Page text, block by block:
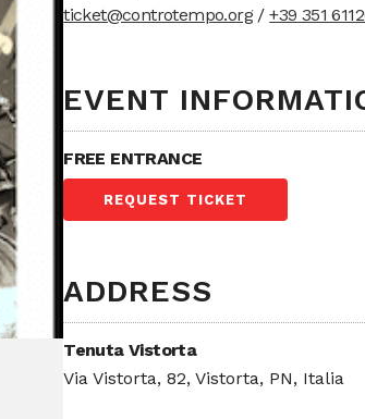
ticket@controtempo.org/+39 351
EVENT
FREE ENTRANCE
REQUEST TICKET
ADDRESS
Tenuta Vistorta
Via Vistorta, 82, Vistorta, PN, Italia